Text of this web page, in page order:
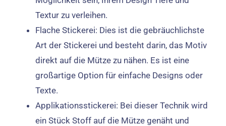
Textur zu verleihen.
Flache Stickerei: Dies ist die gebräuchlichste
Art der Stickerei und besteht darin, das Motiv
direkt auf die Mütze zu nähen. Es ist eine
großartige Option für einfache Designs oder
Texte.
Applikationsstickerei: Bei dieser Technik wird
ein Stück Stoff auf die Mütze genäht und